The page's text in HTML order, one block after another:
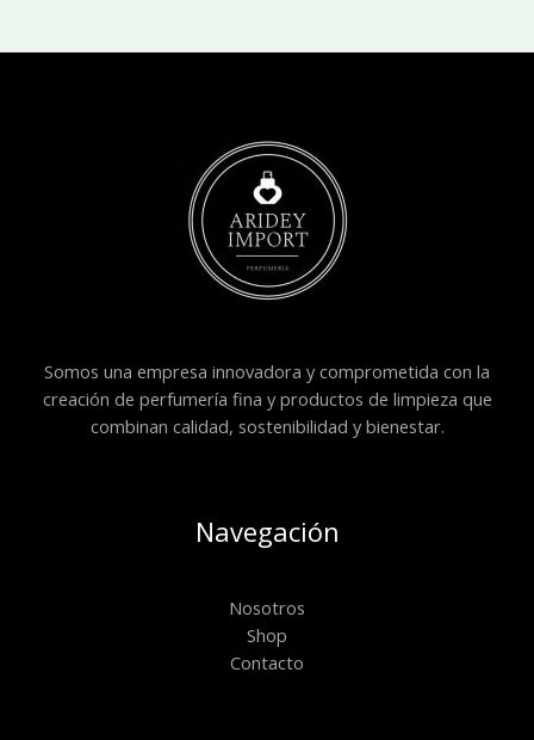
Somos una empresa innovadora y comprometida con la
creación de perfumería fina y productos de limpieza que
combinan calidad, sostenibilidad y bienestar.
Navegación
Nosotros
Shop
Contacto